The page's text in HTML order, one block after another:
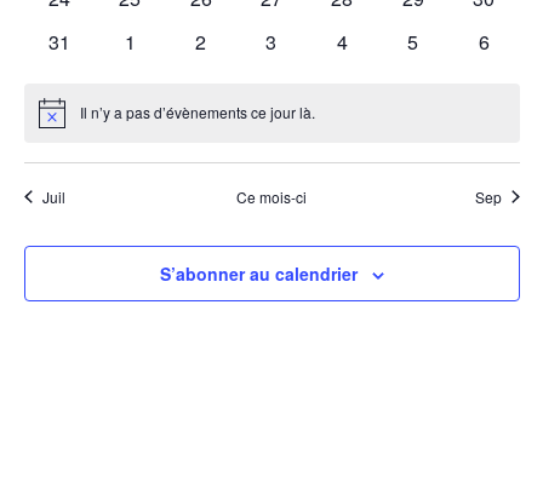
0
31
0
1
0
2
0
3
0
4
0
5
0
6
Notice Il n’y a pas d’évènements ce jour là.
Juil Ce mois-ci Sep
S’abonner au calendrier